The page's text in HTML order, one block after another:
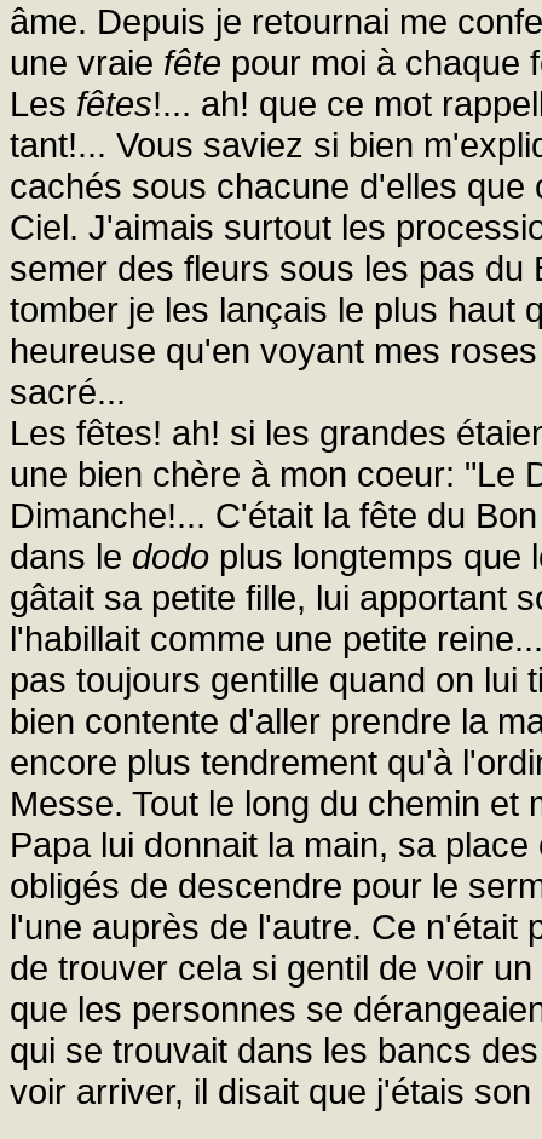
âme. Depuis je retournai me
une vraie fête pour moi à chaque
Les fêtes!... ah! que ce mot
tant!... Vous saviez si bien
cachés sous chacune d'elles
Ciel. J'aimais surtout les
semer des fleurs sous les pas
tomber je les lançais le plus haut
heureuse qu'en voyant mes
sacré...
Les fêtes! ah! si les grandes
une bien chère à mon coeur: "Le
Dimanche!... C'était la fête du
dans le dodo plus longtemps que
gâtait sa petite fille, lui apportant
l'habillait comme une petite
pas toujours gentille quand on lui
bien contente d'aller prendre la
encore plus tendrement qu'à
Messe. Tout le long du chemin et
Papa lui donnait la main, sa
obligés de descendre pour le
l'une auprès de l'autre. Ce n'était
de trouver cela si gentil de voir
que les personnes se
qui se trouvait dans les bancs
voir arriver, il disait que j'étais son